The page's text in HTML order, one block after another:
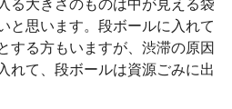
る大きさのものは中が見える袋
と思います。段ボールに入れて
する方もいますが、渋滞の原因
れて、段ボールは資源ごみに出